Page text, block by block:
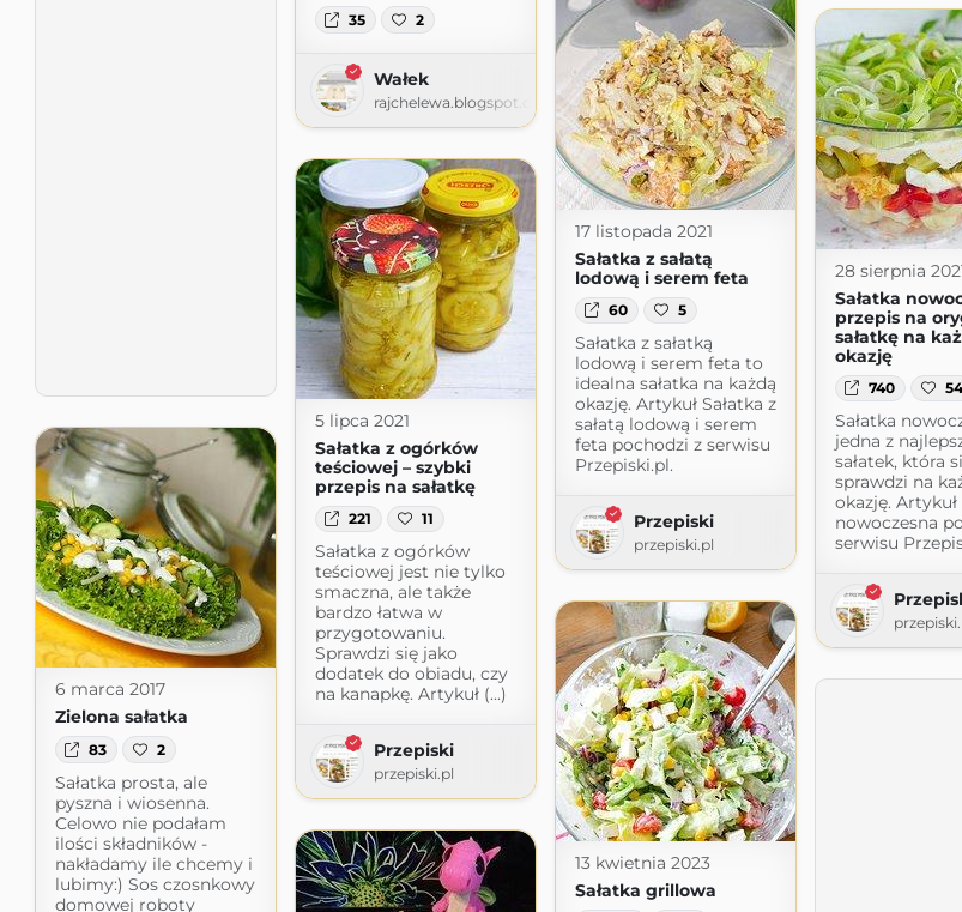
35 2
Wałek
rajchelewa.blogspot.com
17 listopada 2021
Sałatka z sałatą
lodową i serem feta
60 5
Sałatka z sałatką
lodową i serem feta to
idealna sałatka na każdą
okazję. Artykuł Sałatka z
sałatą lodową i serem
feta pochodzi z serwisu
Przepiski.pl.
Przepiski
przepiski.pl
28 sierpnia
Sałatka
przepis na
sałatkę na
okazję
740 54
Sałatka
jedna z
sałatek, która
sprawdzi na
okazję. Artykuł
nowoczesna
serwisu
5 lipca 2021
Sałatka z ogórków
teściowej – szybki
przepis na sałatkę
221 11
Sałatka z ogórków
teściowej jest nie tylko
smaczna, ale także
bardzo łatwa w
przygotowaniu.
Sprawdzi się jako
dodatek do obiadu, czy
na kanapkę. Artykuł (...)
Przepiski
przepiski.pl
6 marca 2017
Zielona sałatka
83 2
Sałatka prosta, ale
pyszna i wiosenna.
Celowo nie podałam
ilości składników -
nakładamy ile chcemy i
lubimy:) Sos czosnkowy
domowej roboty
13 kwietnia 2023
Sałatka grillowa